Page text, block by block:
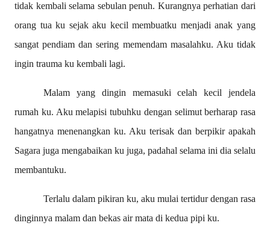
tidak kembali selama sebulan penuh. Kurangnya perhatian dari
orang tua ku sejak aku kecil membuatku menjadi anak yang
sangat pendiam dan sering memendam masalahku. Aku tidak
ingin trauma ku kembali lagi.
Malam yang dingin memasuki celah kecil jendela
rumah ku. Aku melapisi tubuhku dengan selimut berharap rasa
hangatnya menenangkan ku. Aku terisak dan berpikir apakah
Sagara juga mengabaikan ku juga, padahal selama ini dia selalu
membantuku.
Terlalu dalam pikiran ku, aku mulai tertidur dengan rasa
dinginnya malam dan bekas air mata di kedua pipi ku.